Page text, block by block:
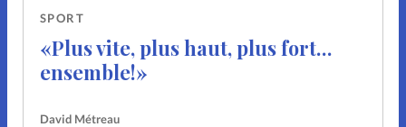
SPORT
«Plus vite, plus haut, plus fort…
ensemble!»
David Métreau